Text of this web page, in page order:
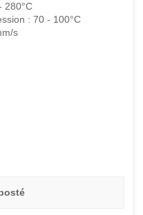
280°C
: 70 - 100°C
s